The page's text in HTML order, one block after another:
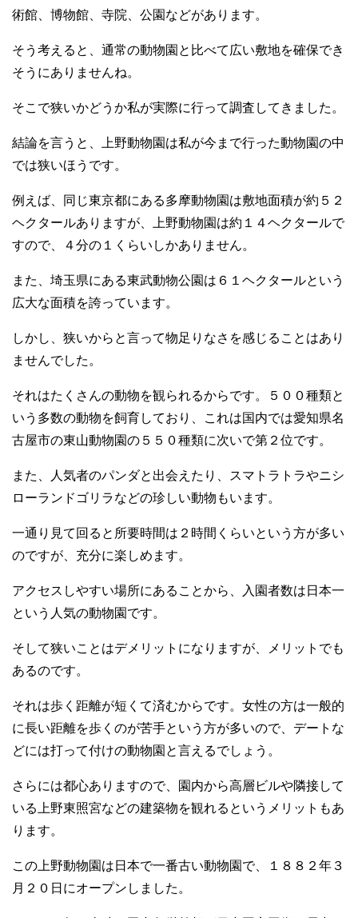
術館、博物館、寺院、公園などがあります。
そう考えると、通常の動物園と比べて広い敷地を確保でき
そうにありませんね。
そこで狭いかどうか私が実際に行って調査してきました。
結論を言うと、上野動物園は私が今まで行った動物園の中
では狭いほうです。
例えば、同じ東京都にある多摩動物園は敷地面積が約５２
ヘクタールありますが、上野動物園は約１４ヘクタールで
すので、４分の１くらいしかありません。
また、埼玉県にある東武動物公園は６１ヘクタールという
広大な面積を誇っています。
しかし、狭いからと言って物足りなさを感じることはあり
ませんでした。
それはたくさんの動物を観られるからです。５００種類と
いう多数の動物を飼育しており、これは国内では愛知県名
古屋市の東山動物園の５５０種類に次いで第２位です。
また、人気者のパンダと出会えたり、スマトラトラやニシ
ローランドゴリラなどの珍しい動物もいます。
一通り見て回ると所要時間は２時間くらいという方が多い
のですが、充分に楽しめます。
アクセスしやすい場所にあることから、入園者数は日本一
という人気の動物園です。
そして狭いことはデメリットになりますが、メリットでも
あるのです。
それは歩く距離が短くて済むからです。女性の方は一般的
に長い距離を歩くのが苦手という方が多いので、デートな
どには打って付けの動物園と言えるでしょう。
さらには都心ありますので、園内から高層ビルや隣接して
いる上野東照宮などの建築物を観れるというメリットもあ
ります。
この上野動物園は日本で一番古い動物園で、１８８２年３
月２０日にオープンしました。